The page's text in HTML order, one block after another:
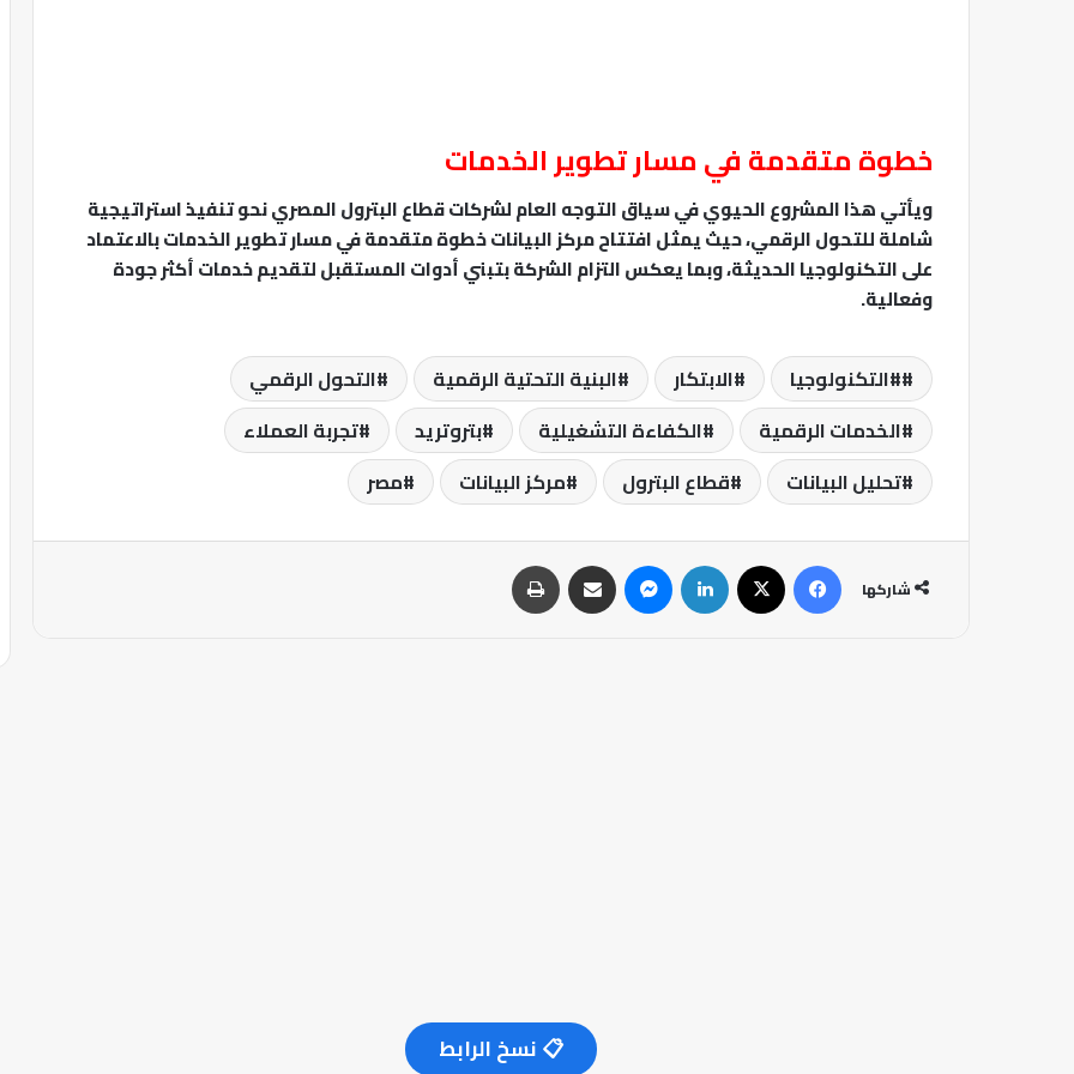
خطوة متقدمة في مسار تطوير الخدمات
ويأتي هذا المشروع الحيوي في سياق التوجه العام لشركات قطاع البترول المصري نحو تنفيذ استراتيجية
شاملة للتحول الرقمي، حيث يمثل افتتاح مركز البيانات خطوة متقدمة في مسار تطوير الخدمات بالاعتماد
على التكنولوجيا الحديثة، وبما يعكس التزام الشركة بتبني أدوات المستقبل لتقديم خدمات أكثر جودة
وفعالية.
#التكنولوجيا الابتكار البنية التحتية الرقمية
التحول الرقمي
الخدمات الرقمية
الكفاءة التشغيلية بتروتريد
تجربة العملاء
تحليل البيانات
قطاع البترول مركز البيانات مصر
شاركها
📋 نسخ الرابط